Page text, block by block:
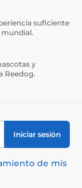
Medium
función
solapa, lo
máximo
por la
de aire.
inferior de
suficiente
y
Reedog.
Iniciar sesión
de mis